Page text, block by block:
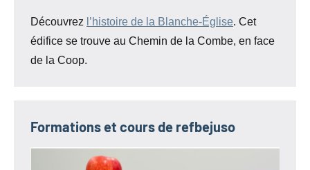
Découvrez l’histoire de la Blanche-Église. Cet
édifice se trouve au Chemin de la Combe, en face
de la Coop.
Formations et cours de refbejuso